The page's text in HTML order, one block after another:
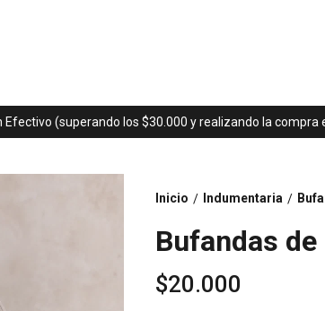
Efectivo (superando los $30.000 y realizando la compra
Inicio / Indumentaria /
Bufandas
$20.000